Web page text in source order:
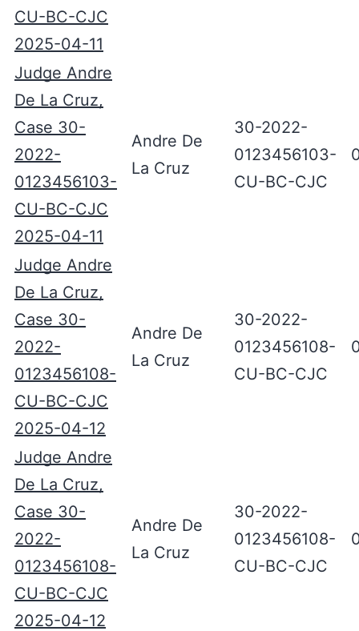
CU-BC-CJC
2025-04-11
Judge Andre
De La Cruz,
Case 30-
2022-
0123456103-
CU-BC-CJC
2025-04-11
Andre De
La Cruz
30-2022-
0123456103-
CU-BC-CJC
Judge Andre
De La Cruz,
Case 30-
2022-
0123456108-
CU-BC-CJC
2025-04-12
Andre De
La Cruz
30-2022-
0123456108-
CU-BC-CJC
Judge Andre
De La Cruz,
Case 30-
2022-
0123456108-
CU-BC-CJC
2025-04-12
Andre De
La Cruz
30-2022-
0123456108-
CU-BC-CJC